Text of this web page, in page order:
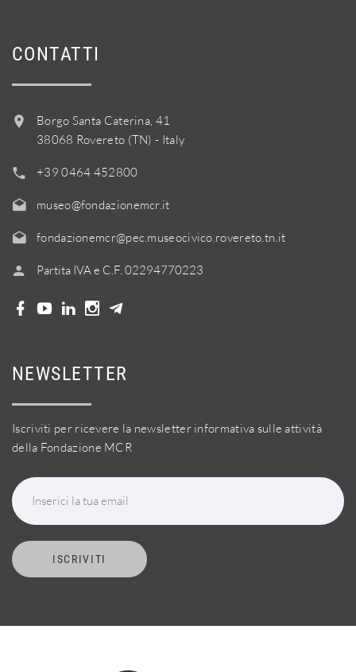
CONTATTI
Borgo Santa Caterina, 41
38068 Rovereto (TN) - Italy
+39 0464 452800
museo@fondazionemcr.it
fondazionemcr@pec.museocivico.rovereto.tn.it
Partita IVA e C.F. 02294770223
NEWSLETTER
Iscriviti per ricevere la newsletter informativa sulle attività
della Fondazione MCR
Inserici la tua email
ISCRIVITI